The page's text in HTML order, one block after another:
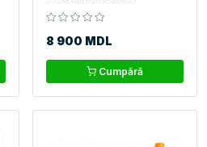
8 900 MDL
Cumpără